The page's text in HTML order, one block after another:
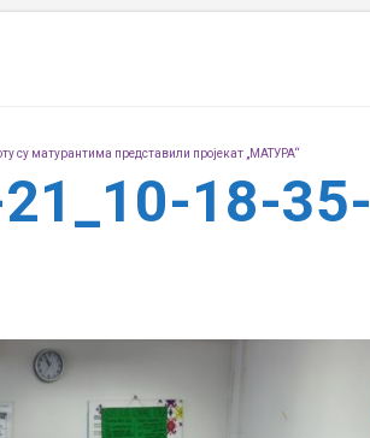
су матурантима представили пројекат „МАТУРА“
18-35-